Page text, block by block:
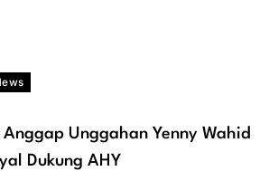
Unggahan Yenny Wahid
Dukung AHY